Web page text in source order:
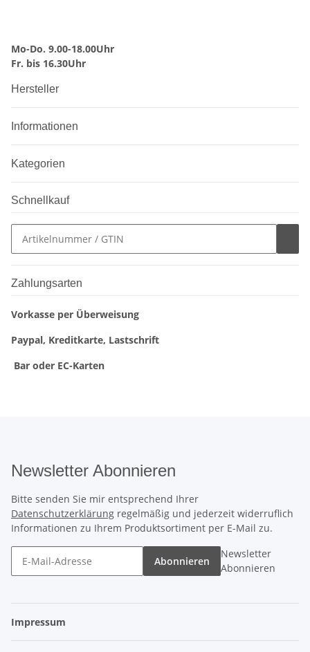
Mo-Do. 9.00-18.00Uhr
Fr. bis 16.30Uhr
Hersteller
Informationen
Kategorien
Schnellkauf
Zahlungsarten
Vorkasse per Überweisung
Paypal, Kreditkarte, Lastschrift
Bar oder EC-Karten
Newsletter Abonnieren
Bitte senden Sie mir entsprechend Ihrer
Datenschutzerklärung regelmäßig und jederzeit widerruflich
Informationen zu Ihrem Produktsortiment per E-Mail zu.
Abonnieren
Newsletter
Abonnieren
Impressum